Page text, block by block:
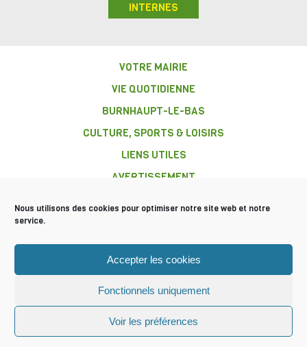
Nous utilisons des cookies pour optimiser notre site web et notre
service.
Accepter les cookies
Fonctionnels uniquement
Voir les préférences
INTERNES
BURNHAUPT-
LE-BAS
VOTRE MAIRIE
VIE QUOTIDIENNE
BURNHAUPT-LE-BAS
CULTURE, SPORTS & LOISIRS
LIENS UTILES
AVERTISSEMENT
Mentions légales
© 2016 Tous droits réservés